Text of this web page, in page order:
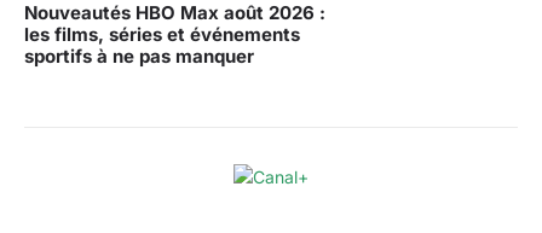
Nouveautés HBO Max août 2026 :
les films, séries et événements
sportifs à ne pas manquer